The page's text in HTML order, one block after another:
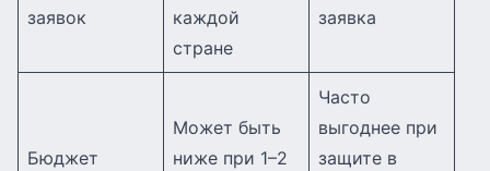
заявок
каждой
стране
заявка
Бюджет
Может быть
ниже при 1–2
Часто
выгоднее при
защите в